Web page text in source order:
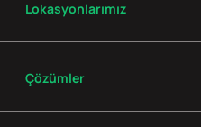
Lokasyonlarımız
Çözümler